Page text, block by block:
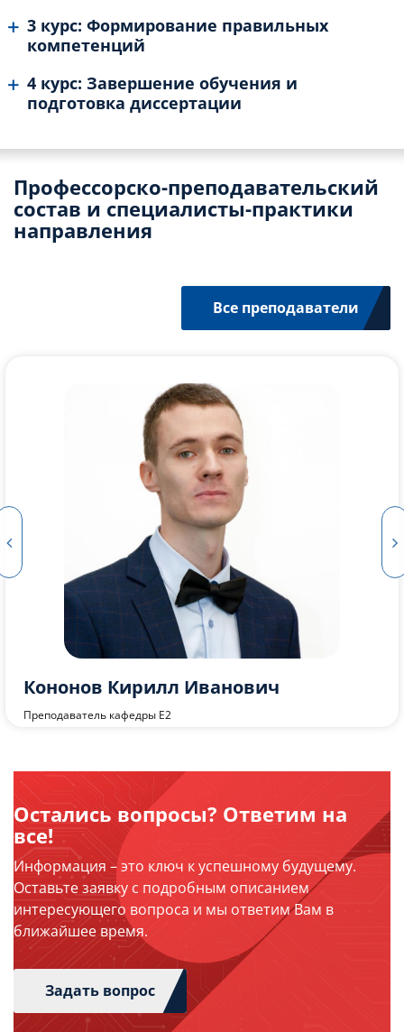
3 курс: Формирование правильных
компетенций
4 курс: Завершение обучения и
подготовка диссертации
Профессорско-преподавательский
состав и специалисты-практики
направления
Все преподаватели
Шония Карина Нугзаровна
Ассистент кафедры Е2
Остались вопросы? Ответим на
все!
Информация – это ключ к успешному будущему.
Оставьте заявку с подробным описанием
интересующего вопроса и мы ответим Вам в
ближайшее время.
Задать вопрос